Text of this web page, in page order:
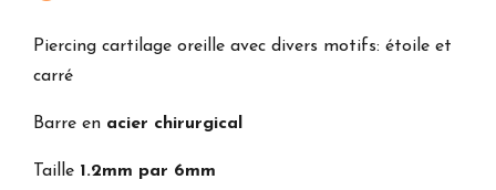
Piercing cartilage oreille avec divers motifs: étoile et
carré
Barre en acier chirurgical
Taille 1.2mm par 6mm